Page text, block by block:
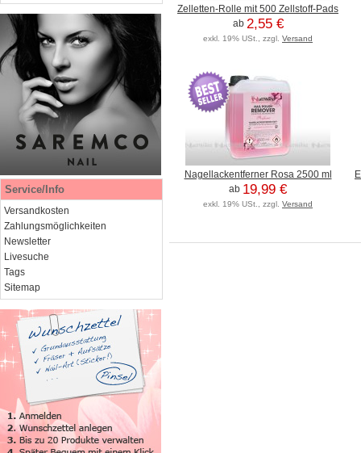
Zelletten-Rolle mit 500 Zellstoff-Pads
ab 2,55 €
exkl. 19% USt., zzgl. Versand
Nagellackentferner Rosa 2500 ml
ab 19,99 €
exkl. 19% USt., zzgl. Versand
Service/Info
Versandkosten
Zahlungsmöglichkeiten
Newsletter
Livesuche
Tags
Sitemap